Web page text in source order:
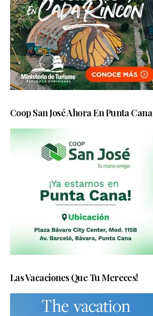
Coop San José Ahora En Punta Cana
Las Vacaciones Que Tu Mereces!